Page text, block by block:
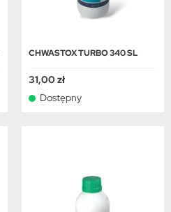
CHWASTOX TURBO 340 SL
31,00 zł
Dostępny